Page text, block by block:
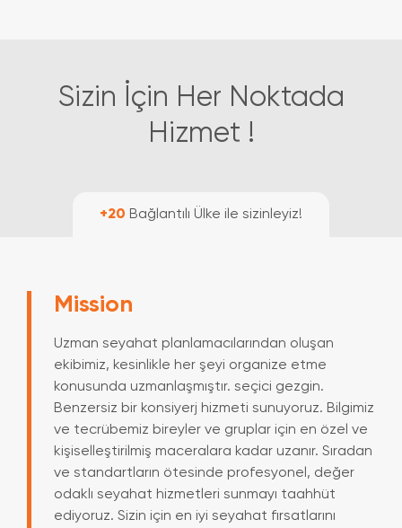
Sizin İçin Her Noktada
Hizmet !
+20 Bağlantılı Ülke ile sizinleyiz!
Mission
Uzman seyahat planlamacılarından oluşan
ekibimiz, kesinlikle her şeyi organize etme
konusunda uzmanlaşmıştır. seçici gezgin.
Benzersiz bir konsiyerj hizmeti sunuyoruz. Bilgimiz
ve tecrübemiz bireyler ve gruplar için en özel ve
kişiselleştirilmiş maceralara kadar uzanır. Sıradan
ve standartların ötesinde profesyonel, değer
odaklı seyahat hizmetleri sunmayı taahhüt
ediyoruz. Sizin için en iyi seyahat fırsatlarını